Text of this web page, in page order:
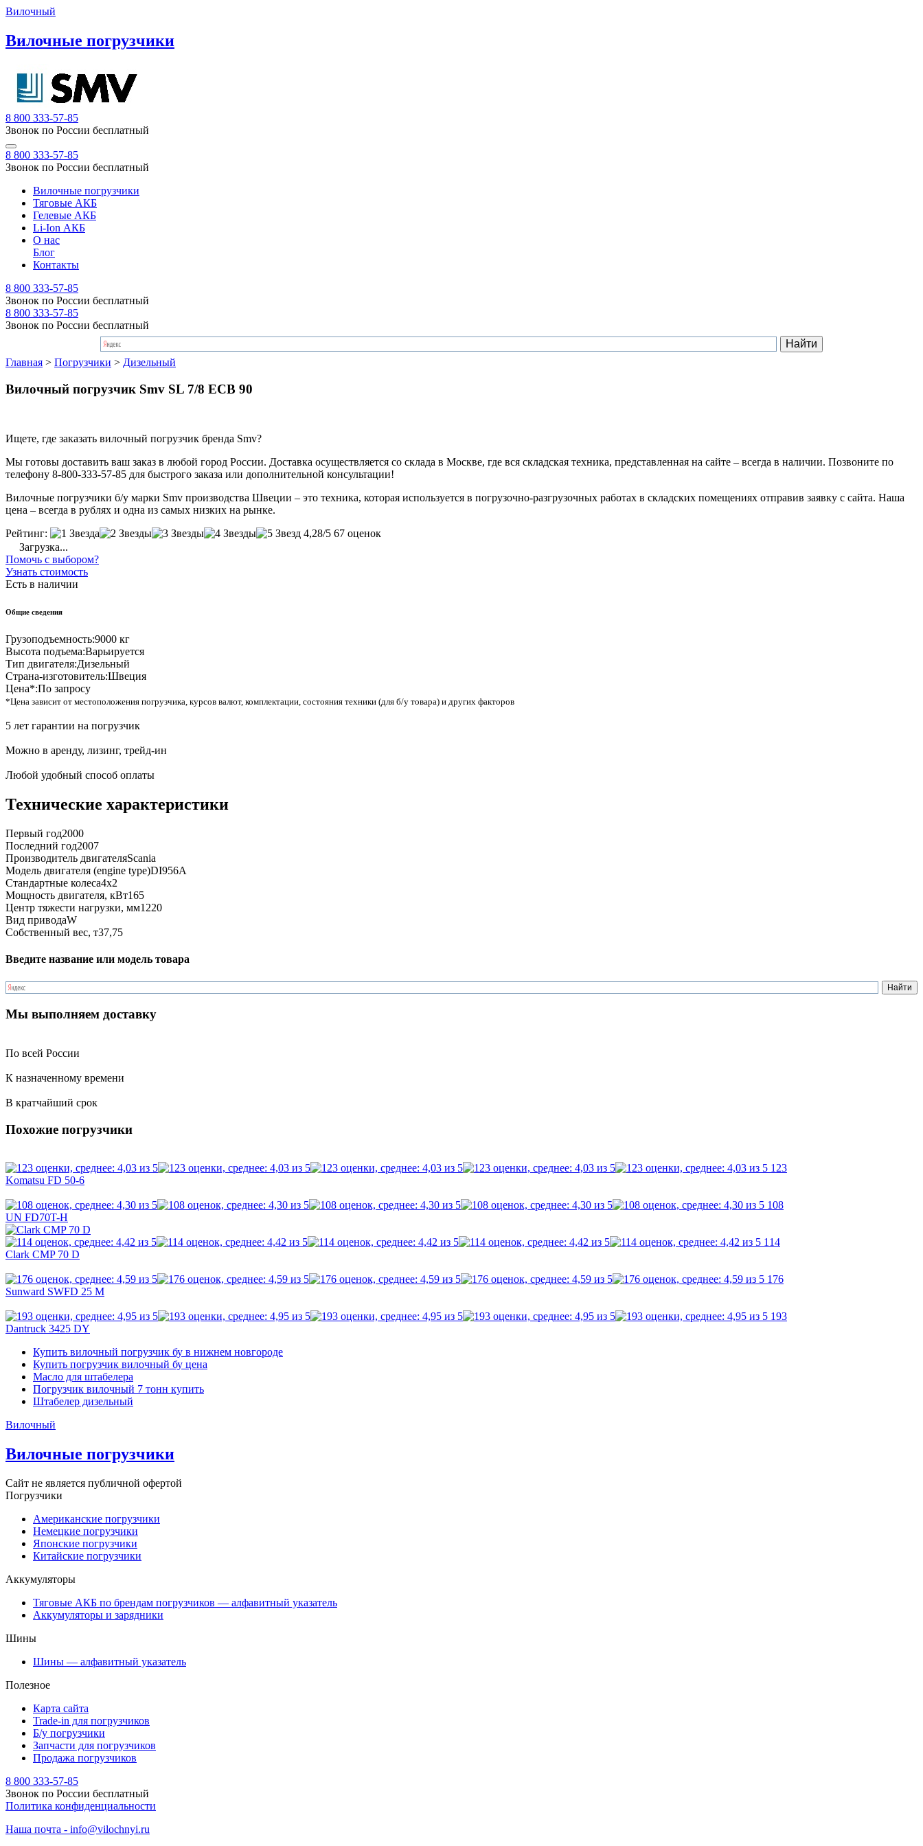
Вилочный
Вилочные погрузчики
8 800 333-57-85
Звонок по России бесплатный
8 800 333-57-85
Звонок по России бесплатный
Вилочные погрузчики
Тяговые АКБ
Гелевые АКБ
Li-Ion АКБ
О нас
Блог
Контакты
8 800 333-57-85
Звонок по России бесплатный
8 800 333-57-85
Звонок по России бесплатный
Главная > Погрузчики > Дизельный
Вилочный погрузчик Smv SL 7/8 ECB 90
Ищете, где заказать вилочный погрузчик бренда Smv?
Мы готовы доставить ваш заказ в любой город России. Доставка осуществляется со склада в Москве, где вся складская техника, представленная на сайте – всегда в наличии. Позвоните по
телефону 8-800-333-57-85 для быстрого заказа или дополнительной консультации!
Вилочные погрузчики б/у марки Smv производства Швеции – это техника, которая используется в погрузочно-разгрузочных работах в складских помещениях отправив заявку с сайта. Наша
цена – всегда в рублях и одна из самых низких на рынке.
Рейтинг:
4,28/5 67 оценок
Загрузка...
Помочь с выбором?
Узнать стоимость
Есть в наличии
Общие сведения
Грузоподъемность:9000 кг
Высота подъема:Варьируется
Тип двигателя:Дизельный
Страна-изготовитель:Швеция
Цена*:По запросу
*Цена зависит от местоположения погрузчика, курсов валют, комплектации, состояния техники (для б/у товара) и других факторов
5 лет гарантии на погрузчик
Можно в аренду, лизинг, трейд-ин
Любой удобный способ оплаты
Технические характеристики
Первый год2000
Последний год2007
Производитель двигателяScania
Модель двигателя (engine type)DI956A
Стандартные колеса4x2
Мощность двигателя, кВт165
Центр тяжести нагрузки, мм1220
Вид приводаW
Собственный вес, т37,75
Введите название или модель товара
Мы выполняем доставку
По всей России
К назначенному времени
В кратчайший срок
Похожие погрузчики
123
Komatsu FD 50-6
108
UN FD70T-H
114
Clark CMP 70 D
176
Sunward SWFD 25 M
193
Dantruck 3425 DY
Купить вилочный погрузчик бу в нижнем новгороде
Купить погрузчик вилочный бу цена
Масло для штабелера
Погрузчик вилочный 7 тонн купить
Штабелер дизельный
Вилочный
Вилочные погрузчики
Сайт не является публичной офертой
Погрузчики
Американские погрузчики
Немецкие погрузчики
Японские погрузчики
Китайские погрузчики
Аккумуляторы
Тяговые АКБ по брендам погрузчиков — алфавитный указатель
Аккумуляторы и зарядники
Шины
Шины — алфавитный указатель
Полезное
Карта сайта
Trade-in для погрузчиков
Б/у погрузчики
Запчасти для погрузчиков
Продажа погрузчиков
8 800 333-57-85
Звонок по России бесплатный
Политика конфиденциальности
Наша почта - info@vilochnyi.ru